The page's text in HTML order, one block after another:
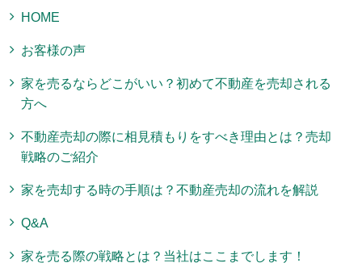
HOME
お客様の声
家を売るならどこがいい？初めて不動産を売却される
方へ
不動産売却の際に相見積もりをすべき理由とは？売却
戦略のご紹介
家を売却する時の手順は？不動産売却の流れを解説
Q&A
家を売る際の戦略とは？当社はここまでします！